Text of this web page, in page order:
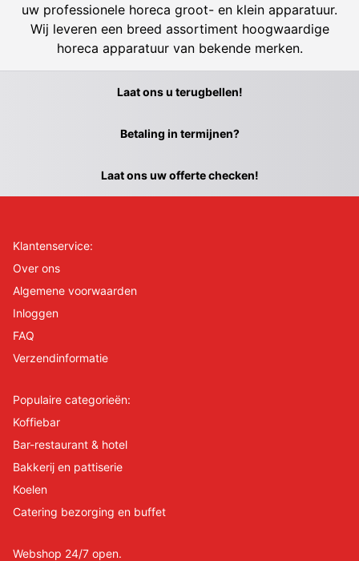
uw professionele horeca groot- en klein apparatuur.
Wij leveren een breed assortiment hoogwaardige
horeca apparatuur van bekende merken.
Laat ons u terugbellen!
Betaling in termijnen?
Laat ons uw offerte checken!
Klantenservice:
Over ons
Algemene voorwaarden
Inloggen
FAQ
Verzendinformatie
Populaire categorieën:
Koffiebar
Bar-restaurant & hotel
Bakkerij en pattiserie
Koelen
Catering bezorging en buffet
Webshop 24/7 open.